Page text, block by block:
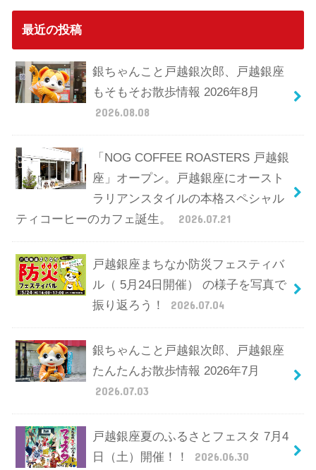
最近の投稿
銀ちゃんこと戸越銀次郎、戸越銀座
もそもそお散歩情報 2026年8月
2026.08.08
「NOG COFFEE ROASTERS 戸越銀
座」オープン。戸越銀座にオースト
ラリアンスタイルの本格スペシャル
ティコーヒーのカフェ誕生。
2026.07.21
戸越銀座まちなか防災フェスティバ
ル（ 5月24日開催） の様子を写真で
振り返ろう！
2026.07.04
銀ちゃんこと戸越銀次郎、戸越銀座
たんたんお散歩情報 2026年7月
2026.07.03
戸越銀座夏のふるさとフェスタ 7月4
日（土）開催！！
2026.06.30